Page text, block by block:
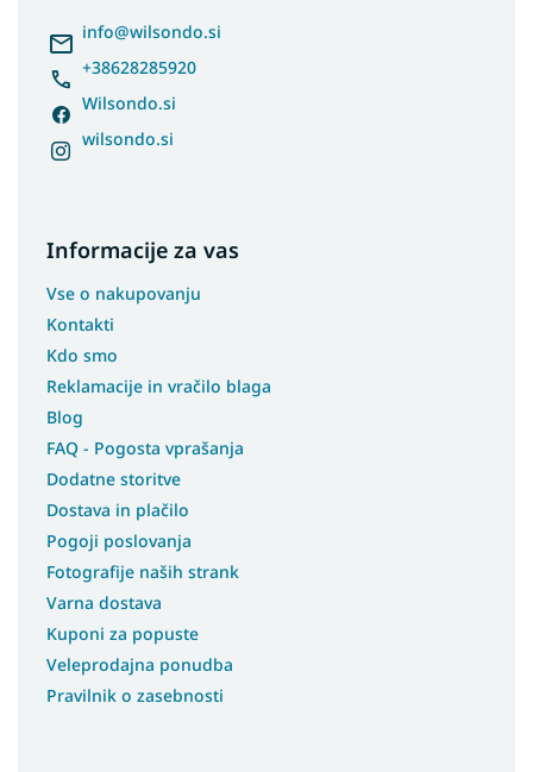
info@wilsondo.si
+38628285920
Wilsondo.si
wilsondo.si
Informacije za vas
Vse o nakupovanju
Kontakti
Kdo smo
Reklamacije in vračilo blaga
Blog
FAQ - Pogosta vprašanja
Dodatne storitve
Dostava in plačilo
Pogoji poslovanja
Fotografije naših strank
Varna dostava
Kuponi za popuste
Veleprodajna ponudba
Pravilnik o zasebnosti